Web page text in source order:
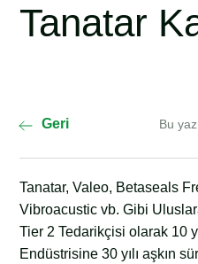
Tanatar
Geri Bu
Tanatar, Valeo, Betaseals
Vibroacustic vb. Gibi
Tier 2 Tedarikçisi olarak 10
Endüstrisine 30 yılı aşkın